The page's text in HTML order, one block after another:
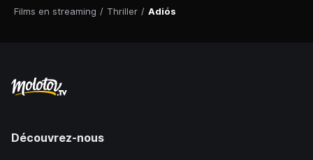
Films en streaming / Thriller / Adiós
Découvrez-nous